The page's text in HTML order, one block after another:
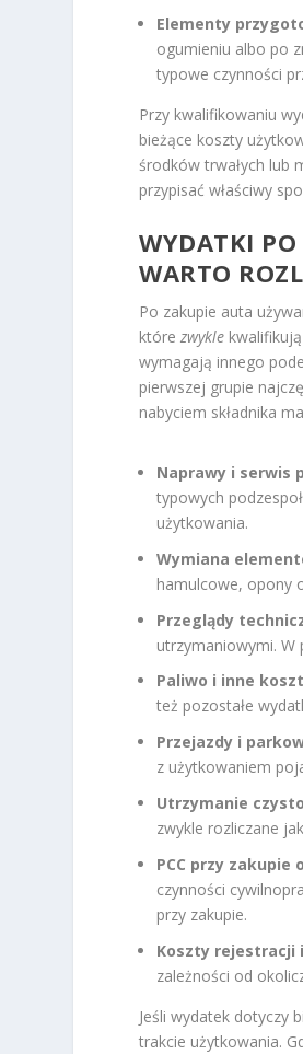
Elementy
ogumieniu albo po
typowe czynności
Przy kwalifikowaniu
bieżące koszty
środków trwałych lub
przypisać właściwy
WYDATKI PO
WARTO
Po zakupie auta
którezwykle
wymagają innego
pierwszej grupie
nabyciem składnika
Naprawy i serwis
typowych
użytkowania.
Wymiana
hamulcowe, opony
Przeglądy
utrzymaniowymi. W
Paliwo i inne
też pozostałe
Przejazdy i
z użytkowaniem
Utrzymanie
zwykle rozliczane
PCC przy zakupie
czynności
przy zakupie.
Koszty rejestracji
zależności od
Jeśli wydatek dotyczy
trakcie użytkowania.